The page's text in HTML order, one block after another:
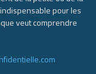
pour les
veut comprendre